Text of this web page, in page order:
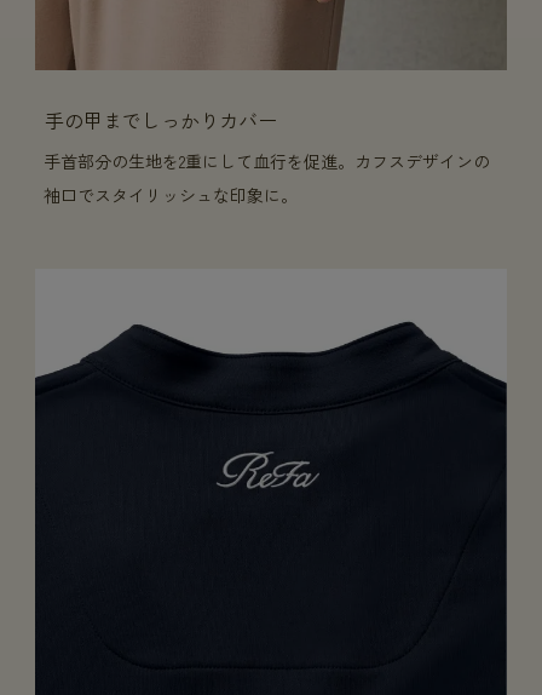
手の甲までしっかりカバー
手首部分の生地を2重にして血行を促進。カフスデザインの
袖口でスタイリッシュな印象に。